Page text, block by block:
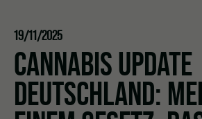
19/11/2025
CANNABIS UPDATE
DEUTSCHLAND: